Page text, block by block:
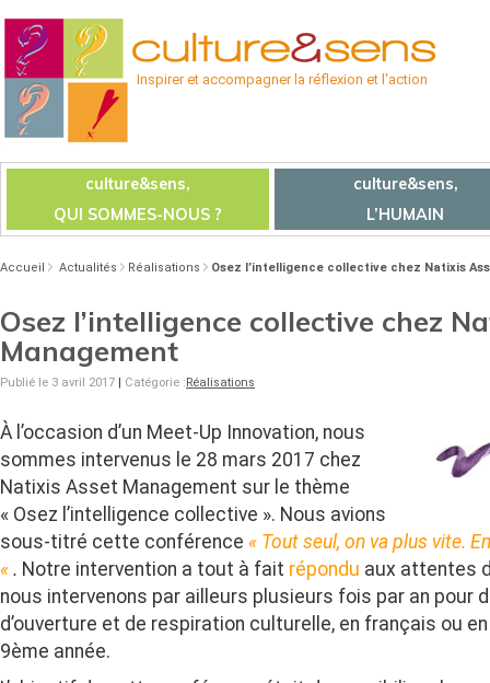
Inspirer et accompagner la réflexion et l'action
culture&sens,
QUI SOMMES-NOUS ?
culture&sens,
L’HUMAIN
Accueil Actualités Réalisations Osez l’intelligence collective chez Natixis
Osez l’intelligence collective chez
Management
Publié le 3 avril 2017 | Catégorie :Réalisations
À l’occasion d’un Meet-Up Innovation, nous
sommes intervenus le 28 mars 2017 chez
Natixis Asset Management sur le thème
« Osez l’intelligence collective ». Nous avions
sous-titré cette conférence « Tout seul, on va plus vite.
« . Notre intervention a tout à fait répondu aux attentes
nous intervenons par ailleurs plusieurs fois par an pour
d’ouverture et de respiration culturelle, en français ou
9ème année.